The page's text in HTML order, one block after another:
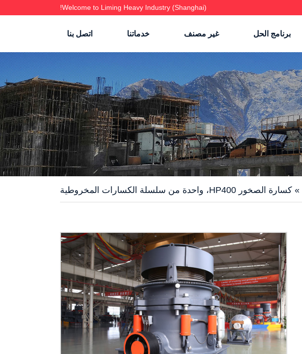
Welcome to Liming Heavy Industry (Shanghai)!
برنامج الحل غير مصنف خدماتنا اتصل بنا
» كسارة الصخور HP400، واحدة من سلسلة الكسارات المخروطية